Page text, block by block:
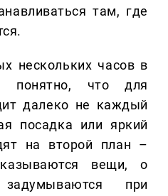
там, где
нескольких часов в
понятно, что для
далеко не каждый
посадка или яркий
на второй план –
вещи, о
при